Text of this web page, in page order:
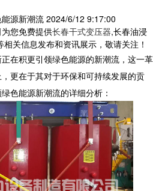
源新潮流 2024/6/12 9:17:00
您免费提供长春干式变压器,长春油浸
关信息发布和资讯展示，敬请关注！
在积更引领绿色能源的新潮流，这一革
更在于其对于环保和可持续发展的贡
色能源新潮流的详细分析：